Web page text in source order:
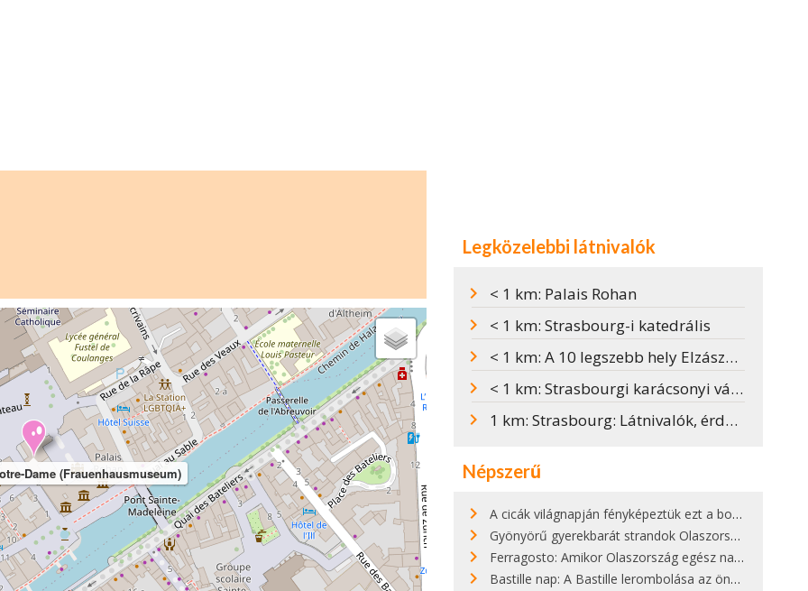
Dame (Frauenhausmuseum)
Legközelebbi látnivalók
< 1 km: Palais Rohan
< 1 km: Strasbourg-i katedrális
< 1 km: A 10 legszebb hely Elzászban
< 1 km: Strasbourgi karácsonyi vásár
1 km: Strasbourg: Látnivalók, érdekességek, tippek
Népszerű
A cicák világnapján fényképeztük ezt a bokor alatt hűsölő cicát Kisorosziban
Gyönyörű gyerekbarát strandok Olaszországban - megmutatjuk a 15 legjobbat
Ferragosto: Amikor Olaszország egész nap nyaral
Bastille nap: A Bastille lerombolása az önkényuralom végét jelentette